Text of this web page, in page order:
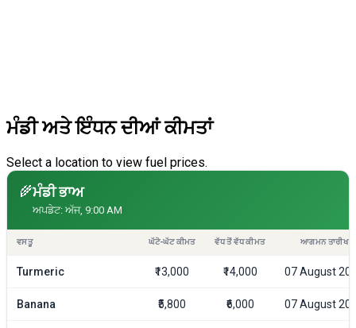
ਮੰਡੀ ਅਤੇ ਇੰਧਨ ਦੀਆਂ ਕੀਮਤਾਂ
Select a location to view fuel prices.
🌾ਮੰਡੀ ਭਾਅ
ਅਪਡੇਟ: ਅੱਜ, 9:00 AM
ਵਸਤੂ ਘੱਟੋ-ਘੱਟ ਕੀਮਤ ਵੱਧ ਤੋਂ ਵੱਧ ਕੀਮਤ ਆਗਮਨ ਤਾਰੀਖ
Turmeric ₹13,000 ₹14,000 07 August
Banana ₹5,800 ₹6,000 07 August